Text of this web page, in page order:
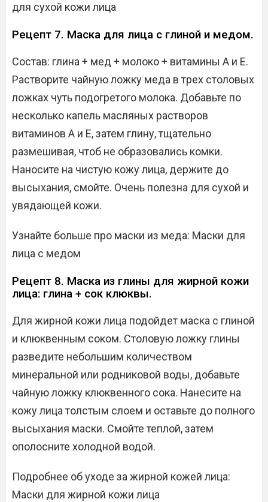
для сухой кожи лица
Рецепт 7. Маска для лица с глиной и медом.
Состав: глина + мед + молоко + витамины А и Е.
Растворите чайную ложку меда в трех столовых
ложках чуть подогретого молока. Добавьте по
несколько капель масляных растворов
витаминов А и Е, затем глину, тщательно
размешивая, чтоб не образовались комки.
Наносите на чистую кожу лица, держите до
высыхания, смойте. Очень полезна для сухой и
увядающей кожи.
Узнайте больше про маски из меда: Маски для
лица с медом
Рецепт 8. Маска из глины для жирной кожи
лица: глина + сок клюквы.
Для жирной кожи лица подойдет маска с глиной
и клюквенным соком. Столовую ложку глины
разведите небольшим количеством
минеральной или родниковой воды, добавьте
чайную ложку клюквенного сока. Нанесите на
кожу лица толстым слоем и оставьте до полного
высыхания маски. Смойте теплой, затем
ополосните холодной водой.
Подробнее об уходе за жирной кожей лица:
Маски для жирной кожи лица